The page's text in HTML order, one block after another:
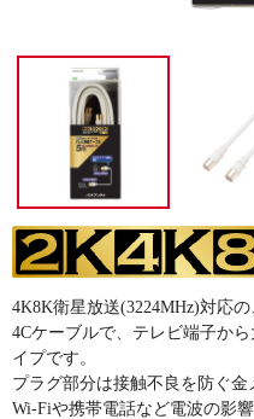
4K8K衛星放送(3224MHz)対応
4Cケーブルで、テレビ端子か
イプです。
プラグ部分は接触不良を防ぐ金
Wi-Fiや携帯電話など電波の影